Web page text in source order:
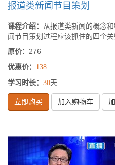
报道类新闻节目策划
课程介绍：
从报道类新闻的概念
闻节目策划过程应该抓住的四个关
原价： 276
优惠价： 138
学习时长： 30天
立即购买 加入购物车